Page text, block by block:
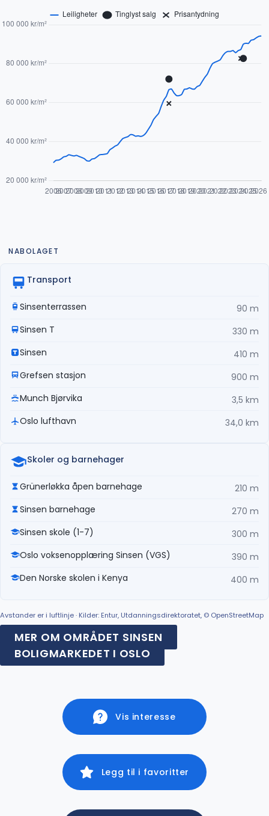
NABOLAGET
Transport
Sinsenterrassen
90 m
Sinsen T
330 m
Sinsen
410 m
Grefsen stasjon
900 m
Munch Bjørvika
3,5 km
Oslo lufthavn
34,0 km
Skoler og barnehager
Grünerløkka åpen barnehage
210 m
Sinsen barnehage
270 m
Sinsen skole (1-7)
300 m
Oslo voksenopplæring Sinsen (VGS)
390 m
Den Norske skolen i Kenya
400 m
Avstander er i luftlinje · Kilder: Entur, Utdanningsdirektoratet, © OpenStreetMap
MER OM OMRÅDET SINSEN
BOLIGMARKEDET I OSLO
Vis interesse
Legg til i favoritter